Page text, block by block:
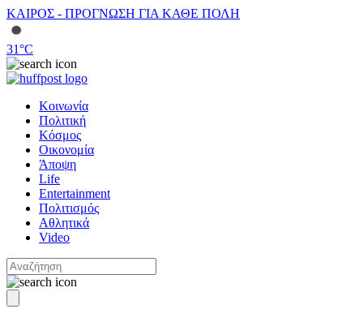
ΚΑΙΡΟΣ - ΠΡΟΓΝΩΣΗ ΓΙΑ ΚΑΘΕ ΠΟΛΗ
31°C
Κοινωνία
Πολιτική
Κόσμος
Οικονομία
Άποψη
Life
Entertainment
Πολιτισμός
Αθλητικά
Video